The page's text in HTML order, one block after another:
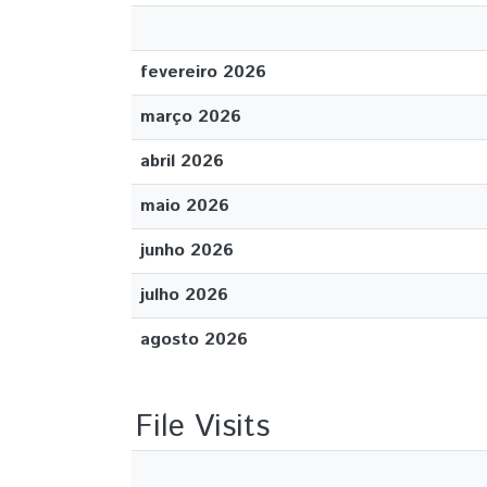
fevereiro 2026
março 2026
abril 2026
maio 2026
junho 2026
julho 2026
agosto 2026
File Visits